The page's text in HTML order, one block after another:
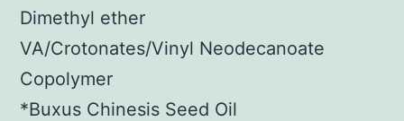
Dimethyl ether
VA/Crotonates/Vinyl Neodecanoate
Copolymer
*Buxus Chinesis Seed Oil